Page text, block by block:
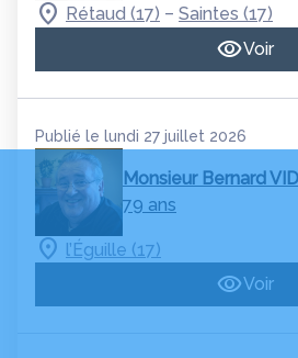
Rétaud (17) – Saintes (17)
Voir
Publié le lundi 27 juillet 2026
Monsieur Bernard
79 ans
l’Éguille (17)
Voir